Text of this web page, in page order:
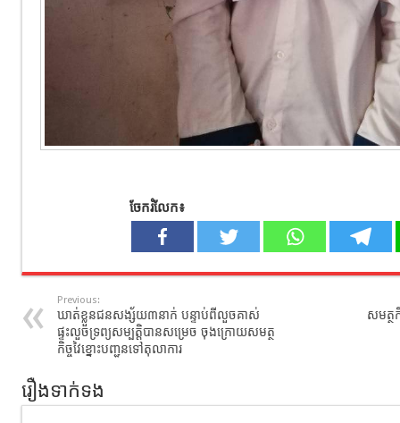
ចែករំលែក៖
Previous:
ឃាត់ខ្លួនជនសង្ស័យ៣នាក់ បន្ទាប់ពីលួចគាស់
ផ្ទះលួចទ្រព្យសម្បត្តិបានសម្រេច ចុងក្រោយសមត្ថ
កិច្ចវៃខ្នោះបញ្ជូនទៅតុលាការ
សមត្ថ
រឿងទាក់ទង